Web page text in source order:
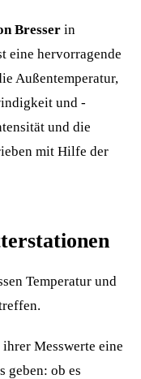
Bresser in
eine hervorragende
Außentemperatur,
und -
und die
mit Hilfe der
Temperatur und
Messwerte eine
geben: ob es